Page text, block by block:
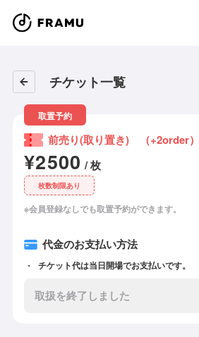
チケット一覧
取置予約
前売り(取り置き) （+2order）
¥2500 / 枚
枚数制限あり
※会員登録なしでも取置予約ができます。
代金のお支払い方法
チケット代は当日開場でお支払いです。
取扱を終了しました